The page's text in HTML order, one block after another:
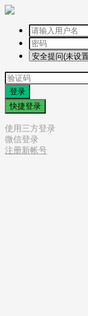
登录
快捷登录
使用三方登录
微信登录
注册新帐号